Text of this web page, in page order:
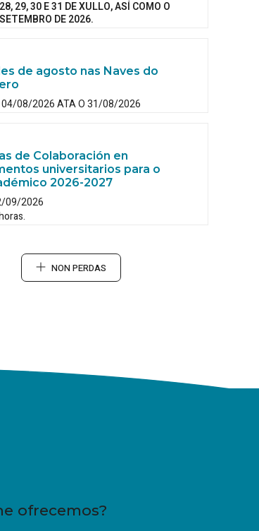
28, 29, 30 E 31 DE XULLO, ASÍ COMO O
DE 2026.
de agosto nas Naves do
04/08/2026 ATA O 31/08/2026
de Colaboración en
universitarios para o
2026-2027
09/2026
NON PERDAS
ofrecemos?